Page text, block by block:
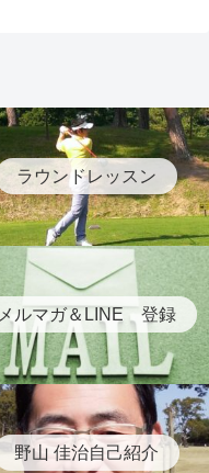
ラウンドレッスン
メルマガ＆LINE 登録
野山 佳治自己紹介